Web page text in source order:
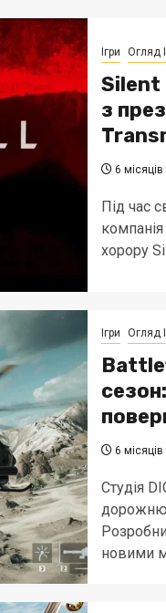
Ігри Огляд
Silent
з
6
Під час
хорору
Ігри Огляд
6
Студія
дорожню
новими